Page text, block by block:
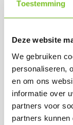
Toestemming
Deze website
We gebruiken
personaliseren,
en om ons
informatie over
partners voor
partners
Meest